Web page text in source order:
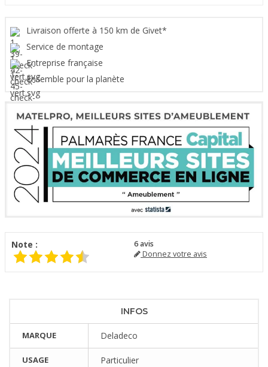
Livraison offerte à 150 km de Givet*
Service de montage
Entreprise française
Ensemble pour la planète
Note : 6avis
Donnez votre avis
INFOS
MARQUE Deladeco
USAGE Particulier